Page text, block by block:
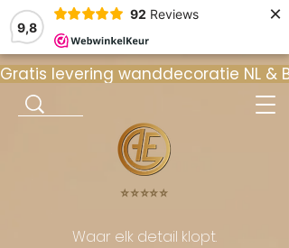
9,8
92 Reviews ×
Gratis levering wanddecoratie NL
⭐️⭐️⭐️⭐️⭐️
Waar elk detail klopt.